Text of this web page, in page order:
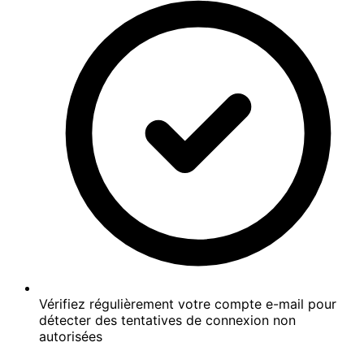
Vérifiez régulièrement votre compte e-mail pour
détecter des tentatives de connexion non
autorisées